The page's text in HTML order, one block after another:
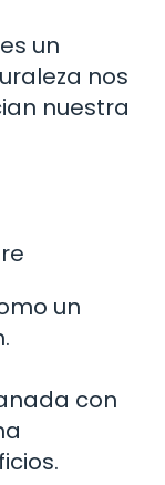
un
nos
nuestra
un
con